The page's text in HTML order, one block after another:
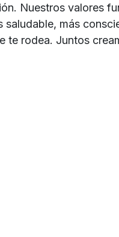
Nuestros valores
más
te rodea. Juntos